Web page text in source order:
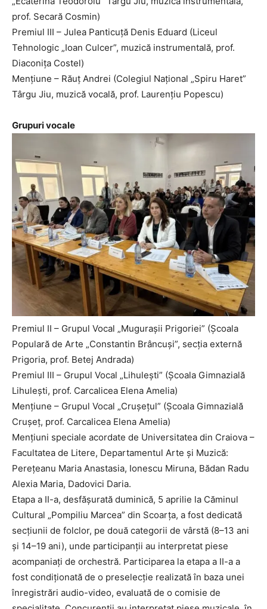
prof. Secară Cosmin)
Premiul III – Julea Panticuță Denis Eduard (Liceul
Tehnologic „Ioan Culcer”, muzică instrumentală, prof.
Diaconița Costel)
Mențiune – Răuț Andrei (Colegiul Național „Spiru Haret”
Târgu Jiu, muzică vocală, prof. Laurențiu Popescu)
Grupuri vocale
Premiul II – Grupul Vocal „Mugurașii Prigoriei” (Școala
Populară de Arte „Constantin Brâncuși”, secția externă
Prigoria, prof. Betej Andrada)
Premiul III – Grupul Vocal „Lihulești” (Școala Gimnazială
Lihulești, prof. Carcalicea Elena Amelia)
Mențiune – Grupul Vocal „Crușețul” (Școala Gimnazială
Crușeț, prof. Carcalicea Elena Amelia)
Mențiuni speciale acordate de Universitatea din Craiova –
Facultatea de Litere, Departamentul Arte și Muzică:
Perețeanu Maria Anastasia, Ionescu Miruna, Bădan Radu
Alexia Maria, Dadovici Daria.
Etapa a II-a, desfășurată duminică, 5 aprilie la Căminul
Cultural „Pompiliu Marcea” din Scoarța, a fost dedicată
secțiunii de folclor, pe două categorii de vârstă (8–13 ani
și 14–19 ani), unde participanții au interpretat piese
acompaniați de orchestră. Participarea la etapa a II-a a
fost condiționată de o preselecție realizată în baza unei
înregistrări audio-video, evaluată de o comisie de